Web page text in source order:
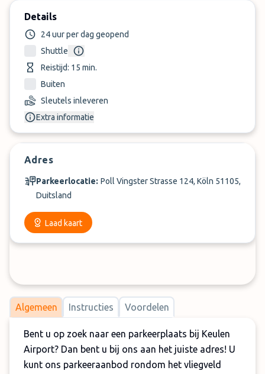
Details
24 uur per dag geopend
Shuttle
Reistijd: 15 min.
Buiten
Sleutels inleveren
Extra informatie
Adres
Parkeerlocatie: Poll Vingster Strasse 124, Köln 51105,
Duitsland
Laad kaart
Algemeen Instructies Voordelen
Bent u op zoek naar een parkeerplaats bij Keulen
Airport? Dan bent u bij ons aan het juiste adres! U
kunt ons parkeeraanbod rondom het vliegveld